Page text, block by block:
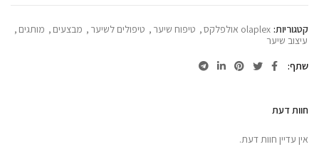
קטגוריות: olaplex אולפלקס , טיפוח שיער , טיפולים לשיער , מבצעים , מותגים ,
עיצוב שיער
שתף
חוות דעת
אין עדיין חוות דעת.